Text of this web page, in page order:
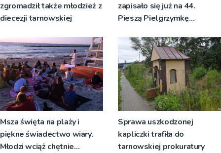
zgromadził także młodzież z
diecezji tarnowskiej
zapisało się już na 44.
Pieszą Pielgrzymkę
Msza święta na plaży i
piękne świadectwo wiary.
Młodzi wciąż chętnie
Sprawa uszkodzonej
kapliczki trafiła do
tarnowskiej prokuratury